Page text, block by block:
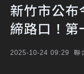
新竹市公布
締路口！
2025-10-24 09:29 聯